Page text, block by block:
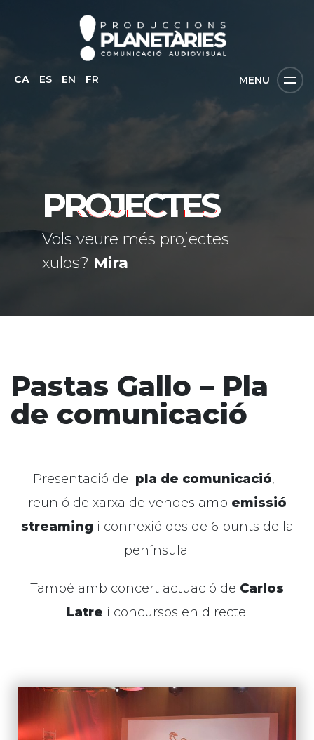
CA ES EN FR MENU
PROJECTES
Vols veure més projectes
xulos? Mira
Pastas Gallo – Pla
de comunicació
Presentació del pla de comunicació, i
reunió de xarxa de vendes amb emissió
streaming i connexió des de 6 punts de la
península.
També amb concert actuació de Carlos
Latre i concursos en directe.